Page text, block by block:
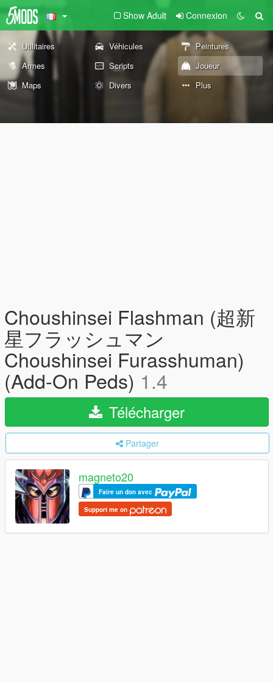
Show Adult Connexion
Utilitaires Véhicules
Peintures
Armes
Scripts
Joueur
Maps
Divers Plus
Choushinsei Flashman (超新
星フラッシュマン
Choushinsei Furasshuman)
(Add-On Peds) 1.4
Télécharger
Partager
magneto20
Faire un don avec
Support me on